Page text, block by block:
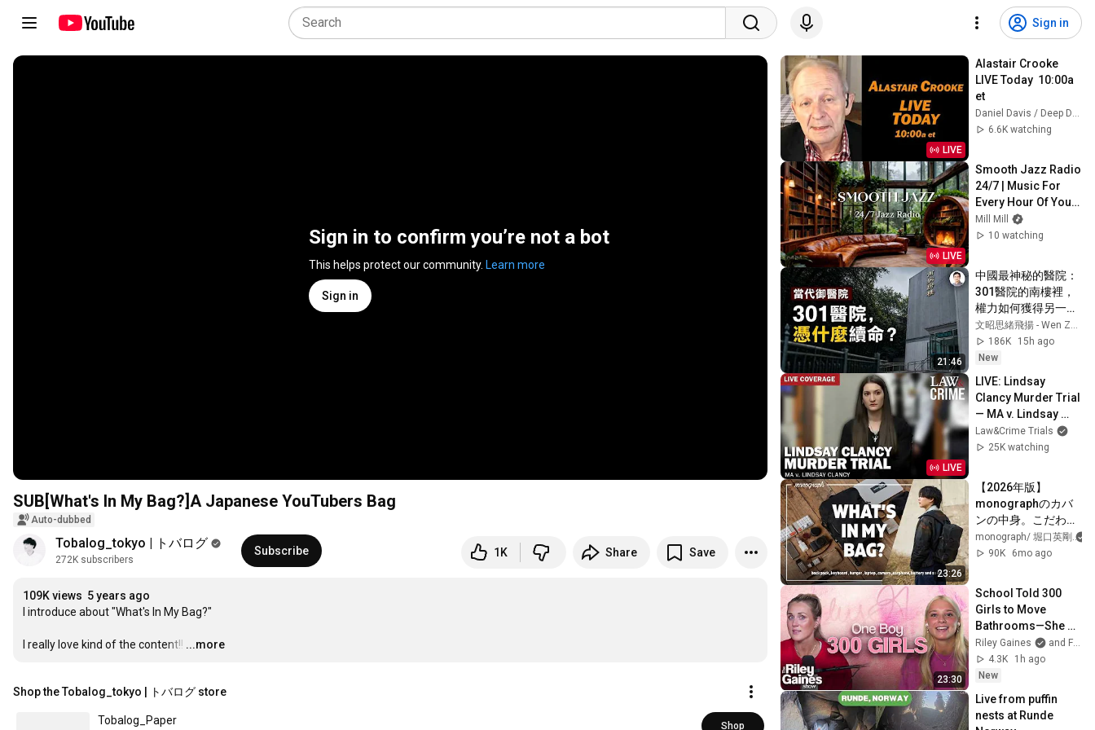
Sign in
Sign in to confirm you’re not a bot
This helps protect our community. Learn more
Sign in
SUB[What's In My Bag?]A Japanese YouTubers Bag
Auto-dubbed
Tobalog_tokyo | トバログ
272K subscribers
Subscribe 1K Share Save
109K views 5 years ago
I introduce about "What's In My Bag?"
I really love kind of the content!! …
...more
Shop the Tobalog_tokyo | トバログ store
Tobalog_Paper
Shop
LIVE
Alastair Crooke
LIVE Today  10:00a
et
Daniel Davis / Deep Dive
6.6K watching
LIVE
Smooth Jazz Radio
24/7 | Music For
Every Hour Of Your
Day
Mill Mill
10 watching
21:46
中國最神秘的醫院：
301醫院的南樓裡，
權力如何獲得另一套
生命規則？【文昭思
緒飛揚563】
文昭思緒飛揚 - Wen Zhao Studio
186K
15h ago
New
LIVE
LIVE: Lindsay
Clancy Murder Trial
— MA v. Lindsay
Clancy — Day 9
Law&Crime Trials
25K watching
23:26
【2026年版】
monographのカバ
ンの中身。こだわり
を詰め込んだ愛用
品・ガジェット紹介
monograph/ 堀口英剛
90K
6mo ago
23:30
School Told 300
Girls to Move
Bathrooms—She
Refused | The Riley
Gaines Show
Riley Gaines
and Fox News
4.3K
1h ago
New
Live from puffin
nests at Runde